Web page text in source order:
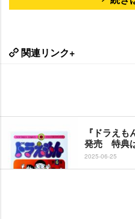
関連リンク+
『ドラえ
発売 特典
2025-06-25